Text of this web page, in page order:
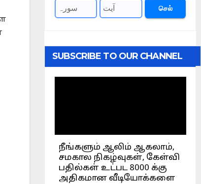
செல்
SUBSCRIBE TO OUR CHANNEL